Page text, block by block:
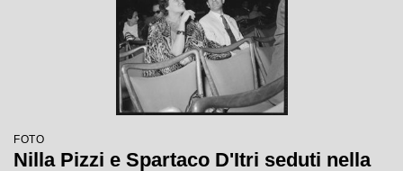
FOTO
Nilla Pizzi e Spartaco D'Itri seduti nella